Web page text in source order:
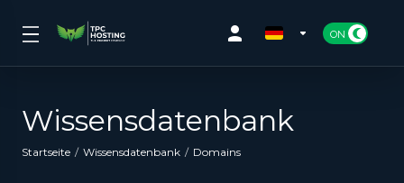
Wissensdatenbank
Startseite Wissensdatenbank Domains